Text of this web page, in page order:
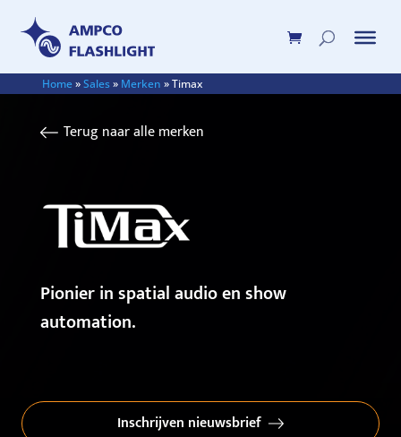
Home»Sales» Merken »Timax
Terug naar alle merken
Pionier in spatial audio en show
automation.
Inschrijven nieuwsbrief